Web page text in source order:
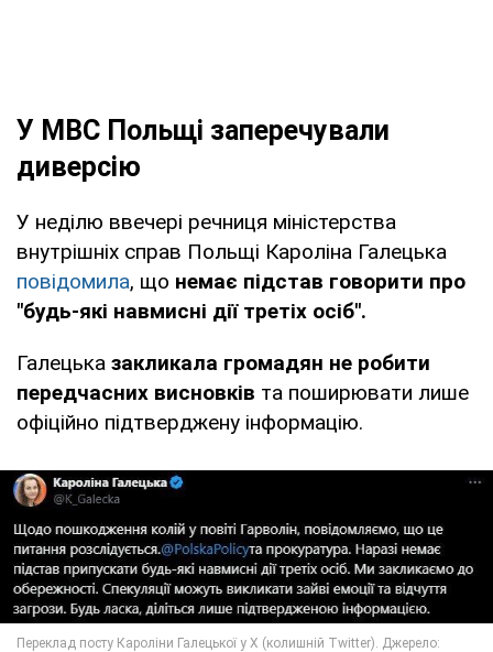
У МВС Польщі заперечували
диверсію
У неділю ввечері речниця міністерства
внутрішніх справ Польщі Кароліна Галецька
повідомила, що немає підстав говорити про
"будь-які навмисні дії третіх осіб".
Галецька закликала громадян не робити
передчасних висновків та поширювати лише
офіційно підтверджену інформацію.